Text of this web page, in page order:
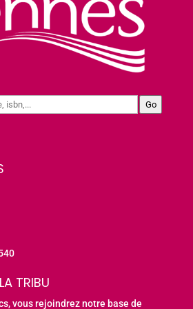
Go
TRIBU
vous rejoindrez notre base de